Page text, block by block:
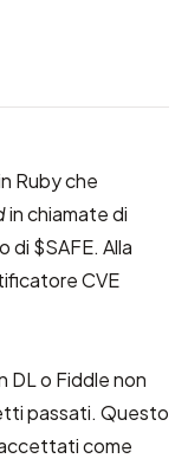
Ruby che
in chiamate di
di $SAFE. Alla
CVE
DL o Fiddle non
passati. Questo
come